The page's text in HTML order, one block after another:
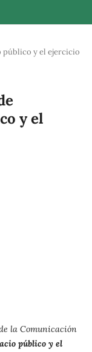
público y el ejercicio
y el
la Comunicación
público y el